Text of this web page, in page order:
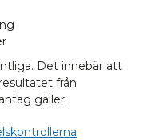
Det innebär att
från
gäller.